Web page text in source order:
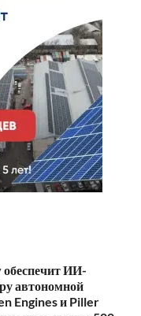
ИИ-
автономной
Engines и Piller